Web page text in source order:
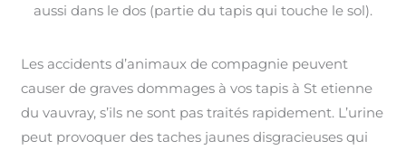
aussi dans le dos (partie du tapis qui touche le sol).
Les accidents d’animaux de compagnie peuvent
causer de graves dommages à vos tapis à St etienne
du vauvray, s’ils ne sont pas traités rapidement. L’urine
peut provoquer des taches jaunes disgracieuses qui